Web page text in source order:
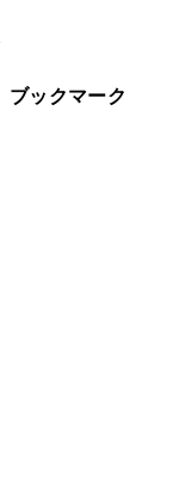
ブックマーク